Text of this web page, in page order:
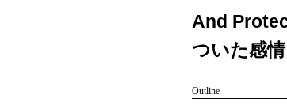
And
ついた感情
Outline